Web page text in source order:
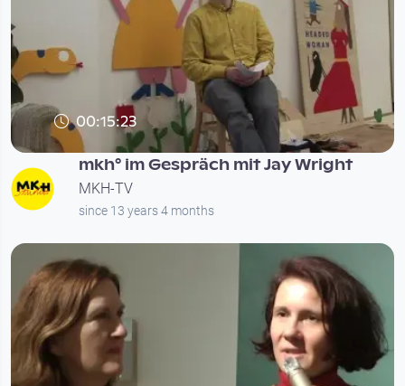
00:15:23
mkh° im Gespräch mit Jay Wright
MKH-TV
since 13 years 4 months